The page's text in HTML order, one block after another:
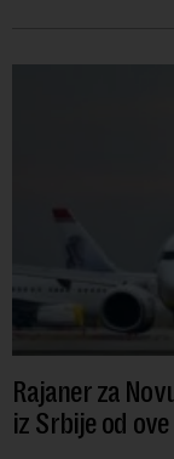
Rajaner za
iz Srbije od